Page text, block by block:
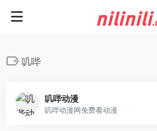
叽哔
叽哔动漫
叽哔动漫网免费看动漫